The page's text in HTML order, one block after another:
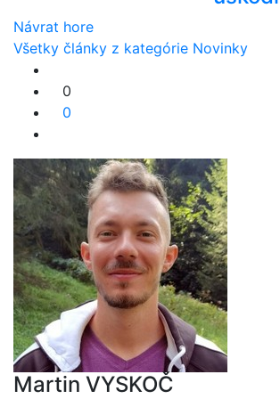
Návrat hore
Všetky články z kategórie Novinky
0
0
Martin VYSKOČ